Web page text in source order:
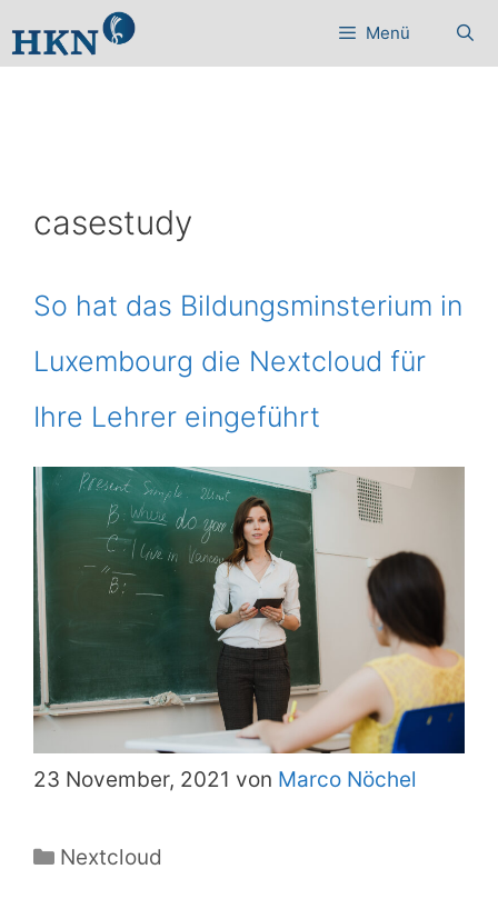
Inhalt
Menü
casestudy
So hat das Bildungsminsterium in
Luxembourg die Nextcloud für
Ihre Lehrer eingeführt
23 November, 2021 von Marco Nöchel
Kategorien
Nextcloud